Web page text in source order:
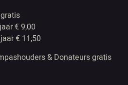
€ 9,00
€ 11,50
& Donateurs gratis